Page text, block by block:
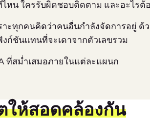
หน ใครรับผิดชอบติดตาม และอะไรต้
ทุกคนคิดว่าคนอื่นกำลังจัดการอยู่ ด้
ก์ชันแทนที่จะเดาจากตัวเลขรวม
ที่สม่ำเสมอภายในแต่ละแผนก
ห้สอดคล้องกัน